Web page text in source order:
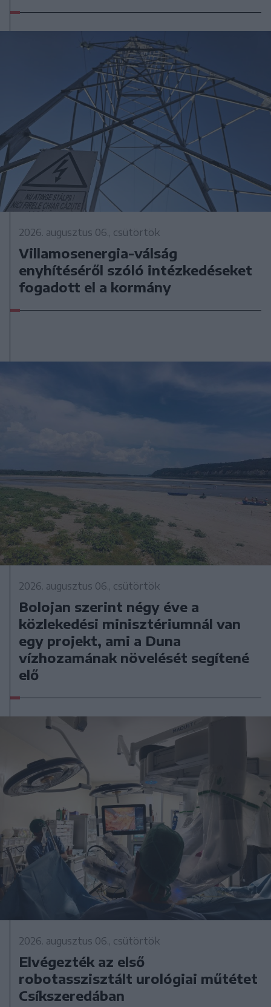
2026. augusztus 06., csütörtök
Villamosenergia-válság
enyhítéséről szóló intézkedéseket
fogadott el a kormány
2026. augusztus 06., csütörtök
Bolojan szerint négy éve a
közlekedési minisztériumnál van
egy projekt, ami a Duna
vízhozamának növelését segítené
elő
2026. augusztus 06., csütörtök
Elvégezték az első
robotasszisztált urológiai műtétet
Csíkszeredában